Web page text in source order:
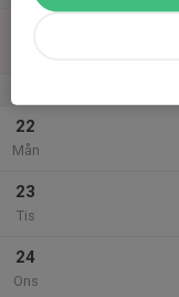
22
Mån
23
Tis
24
Ons